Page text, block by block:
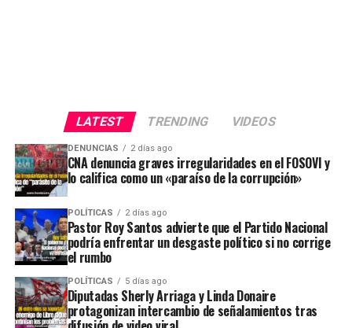
LATEST TRENDING VIDEOS
DENUNCIAS 2 días ago
CNA denuncia graves irregularidades en el FOSOVI y
lo califica como un «paraíso de la corrupción»
POLÍTICAS 2 días ago
Pastor Roy Santos advierte que el Partido Nacional
podría enfrentar un desgaste político si no corrige
el rumbo
POLÍTICAS 5 días ago
Diputadas Sherly Arriaga y Linda Donaire
protagonizan intercambio de señalamientos tras